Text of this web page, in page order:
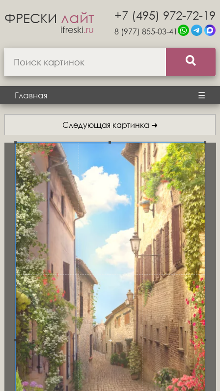
ФРЕСКИ лайт
ifreski.ru
+7 (495) 972-72-19
8 (977) 855-03-41
Главная ☰
Следующая картинка ➜